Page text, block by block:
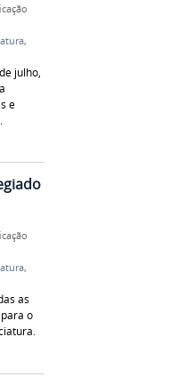
,
julho,
e
,
as
o